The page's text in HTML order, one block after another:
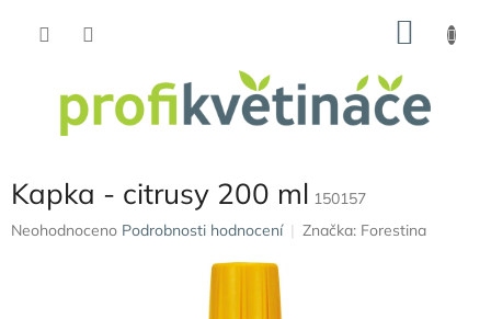
Kapka - citrusy 200 ml 150157
Průměrné
Neohodnoceno Podrobnosti hodnocení Značka: Forestina